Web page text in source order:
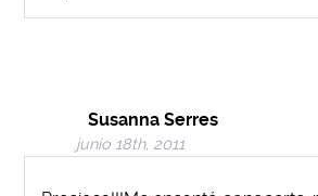
Susanna Serres
junio 18th, 2011